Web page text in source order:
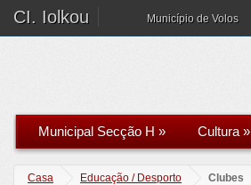
CI. Iolkou Município de Volos
Municipal Secção H » Cultura»
Casa Educação / Desporto Clubes